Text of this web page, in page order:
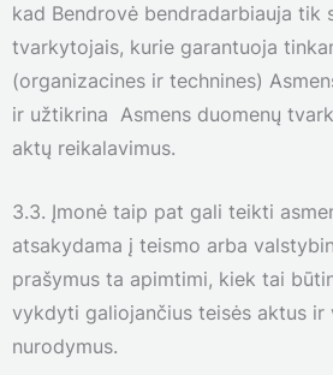
kad Bendrovė bendradarbiauja tik
tvarkytojais, kurie garantuoja
(organizacines ir technines)
ir užtikrina Asmens duomenų
aktų reikalavimus.
3.3. Įmonė taip pat gali teikti
atsakydama į teismo arba
prašymus ta apimtimi, kiek tai
vykdyti galiojančius teisės aktus ir
nurodymus.